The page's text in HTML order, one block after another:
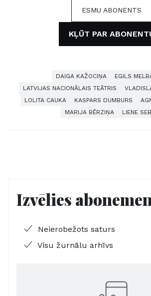
ESMU ABONENTS
KĻŪT PAR
DAIGA KAŽOCIŅA
EGILS
LATVIJAS NACIONĀLAIS TEĀTRIS
LOLITA CAUKA
KASPARS DUMBURS
MARIJA BĒRZIŅA
LIENE
Izvēlies
Neierobežots saturs
Visu žurnālu arhīvs